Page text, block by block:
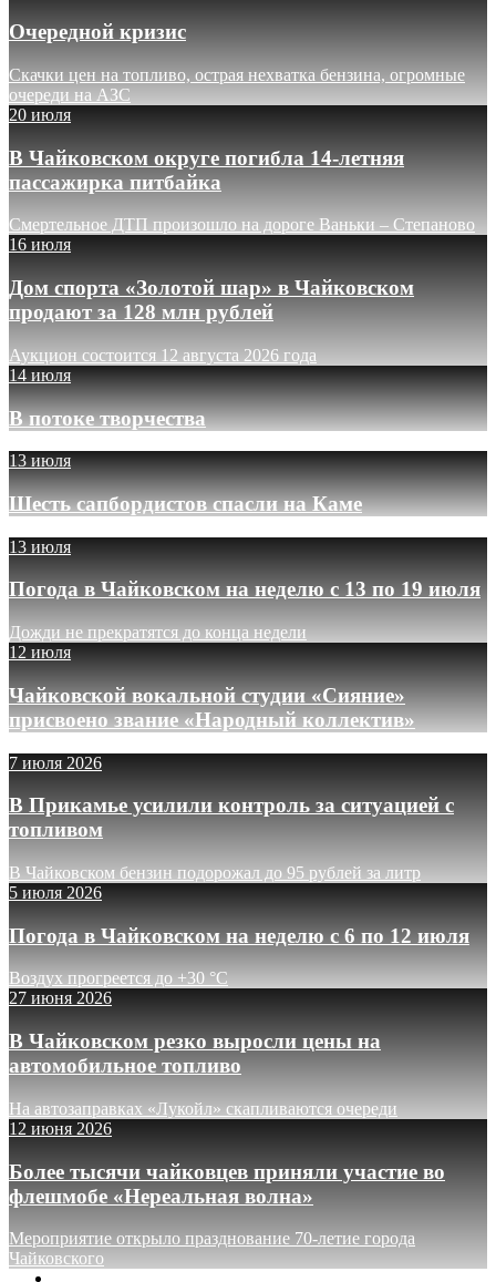
Очередной кризис
Скачки цен на топливо, острая нехватка бензина, огромные
очереди на АЗС
20 июля
В Чайковском округе погибла 14-летняя
пассажирка питбайка
Смертельное ДТП произошло на дороге Ваньки – Степаново
16 июля
Дом спорта «Золотой шар» в Чайковском
продают за 128 млн рублей
Аукцион состоится 12 августа 2026 года
14 июля
В потоке творчества
13 июля
Шесть сапбордистов спасли на Каме
13 июля
Погода в Чайковском на неделю с 13 по 19 июля
Дожди не прекратятся до конца недели
12 июля
Чайковской вокальной студии «Сияние»
присвоено звание «Народный коллектив»
7 июля 2026
В Прикамье усилили контроль за ситуацией с
топливом
В Чайковском бензин подорожал до 95 рублей за литр
5 июля 2026
Погода в Чайковском на неделю с 6 по 12 июля
Воздух прогреется до +30 °C
27 июня 2026
В Чайковском резко выросли цены на
автомобильное топливо
На автозаправках «Лукойл» скапливаются очереди
12 июня 2026
Более тысячи чайковцев приняли участие во
флешмобе «Нереальная волна»
Мероприятие открыло празднование 70-летие города
Чайковского